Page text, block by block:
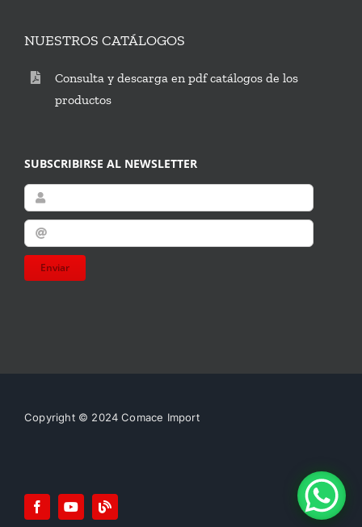
NUESTROS CATÁLOGOS
Consulta y descarga en pdf catálogos de los
productos
SUBSCRIBIRSE AL NEWSLETTER
Enviar
Copyright © 2024 Comace Import